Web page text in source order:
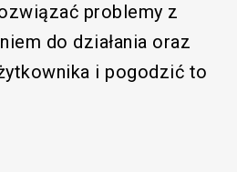
problemy z
do działania oraz
i pogodzić to